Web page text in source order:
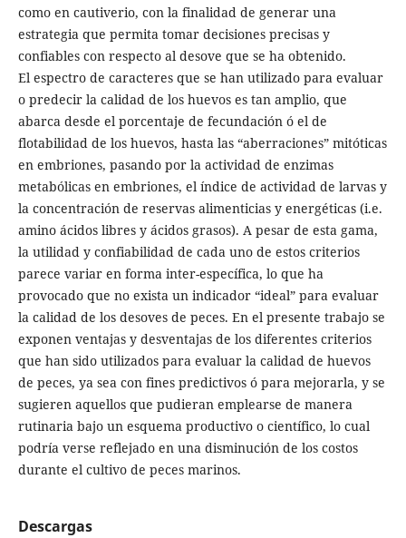
como en cautiverio, con la finalidad de generar una
estrategia que permita tomar decisiones precisas y
confiables con respecto al desove que se ha obtenido.
El espectro de caracteres que se han utilizado para evaluar
o predecir la calidad de los huevos es tan amplio, que
abarca desde el porcentaje de fecundación ó el de
flotabilidad de los huevos, hasta las “aberraciones” mitóticas
en embriones, pasando por la actividad de enzimas
metabólicas en embriones, el índice de actividad de larvas y
la concentración de reservas alimenticias y energéticas (i.e.
amino ácidos libres y ácidos grasos). A pesar de esta gama,
la utilidad y confiabilidad de cada uno de estos criterios
parece variar en forma inter-específica, lo que ha
provocado que no exista un indicador “ideal” para evaluar
la calidad de los desoves de peces. En el presente trabajo se
exponen ventajas y desventajas de los diferentes criterios
que han sido utilizados para evaluar la calidad de huevos
de peces, ya sea con fines predictivos ó para mejorarla, y se
sugieren aquellos que pudieran emplearse de manera
rutinaria bajo un esquema productivo o científico, lo cual
podría verse reflejado en una disminución de los costos
durante el cultivo de peces marinos.
Descargas